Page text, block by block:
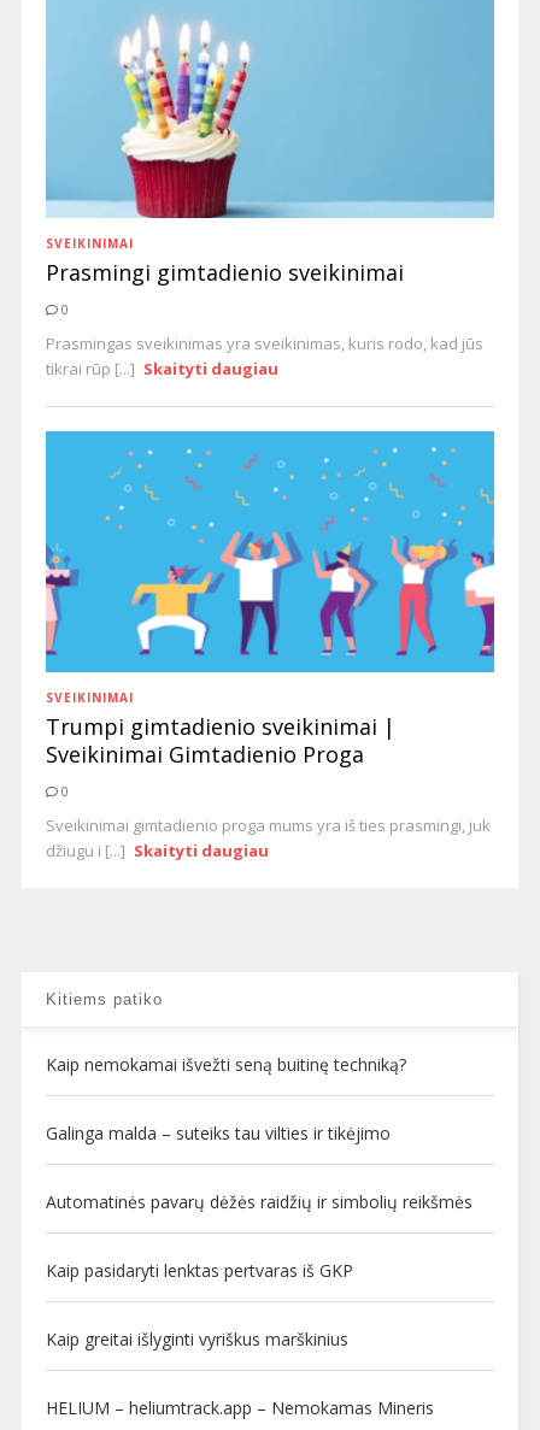
SVEIKINIMAI
Prasmingi gimtadienio sveikinimai
0
Prasmingas sveikinimas yra sveikinimas, kuris rodo, kad jūs
tikrai rūp [...] Skaityti daugiau
SVEIKINIMAI
Trumpi gimtadienio sveikinimai |
Sveikinimai Gimtadienio Proga
0
Sveikinimai gimtadienio proga mums yra iš ties prasmingi, juk
džiugu i [...] Skaityti daugiau
Kitiems patiko
Kaip nemokamai išvežti seną buitinę techniką?
Galinga malda – suteiks tau vilties ir tikėjimo
Automatinės pavarų dėžės raidžių ir simbolių reikšmės
Kaip pasidaryti lenktas pertvaras iš GKP
Kaip greitai išlyginti vyriškus marškinius
HELIUM – heliumtrack.app – Nemokamas Mineris